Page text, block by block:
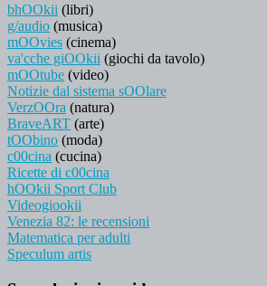
bhOOkii (libri)
g/audio (musica)
mOOvies (cinema)
va'cche giOOkii (giochi da tavolo)
mOOtube (video)
Notizie dal sistema sOOlare
VerzOOra (natura)
BraveART (arte)
tOObino (moda)
c00cina (cucina)
Ricette di c00cina
hOOkii Sport Club
Videogiookii
Venezia 82: le recensioni
Matematica per adulti
Speculum artis